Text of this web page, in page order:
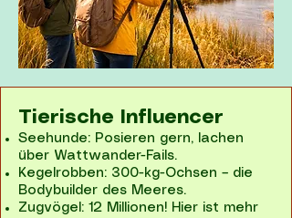
Tierische Influencer
Seehunde: Posieren gern, lachen
über Wattwander-Fails.
Kegelrobben: 300-kg-Ochsen – die
Bodybuilder des Meeres.
Zugvögel: 12 Millionen! Hier ist mehr